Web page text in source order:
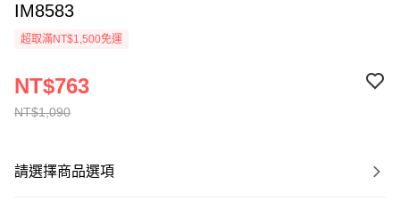
IM8583
超取滿NT$1,500免運
NT$1,090
NT$763
請選擇商品選項